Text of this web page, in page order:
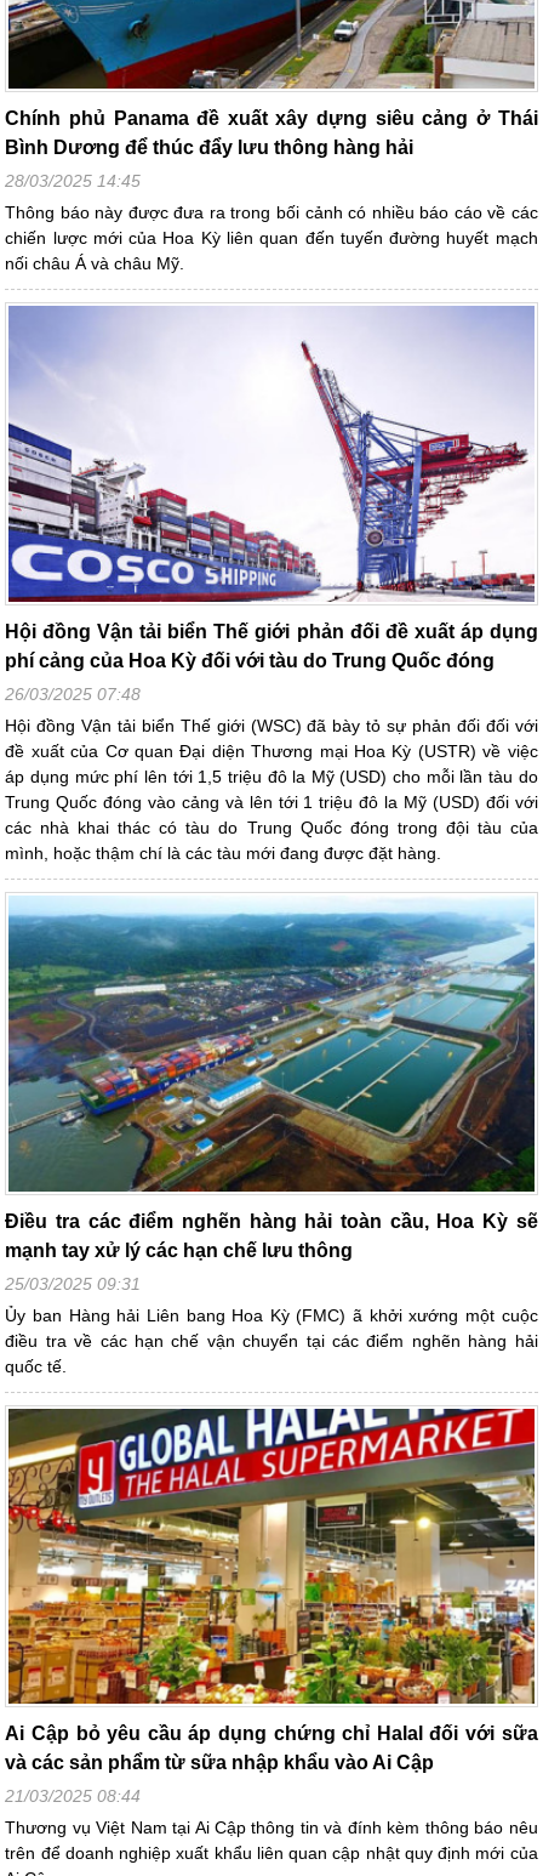
Chính phủ Panama đề xuất xây dựng siêu cảng ở Thái
Bình Dương để thúc đẩy lưu thông hàng hải
28/03/2025 14:45
Thông báo này được đưa ra trong bối cảnh có nhiều báo cáo về các
chiến lược mới của Hoa Kỳ liên quan đến tuyến đường huyết mạch
nối châu Á và châu Mỹ.
Hội đồng Vận tải biển Thế giới phản đối đề xuất áp dụng
phí cảng của Hoa Kỳ đối với tàu do Trung Quốc đóng
26/03/2025 07:48
Hội đồng Vận tải biển Thế giới (WSC) đã bày tỏ sự phản đối đối với
đề xuất của Cơ quan Đại diện Thương mại Hoa Kỳ (USTR) về việc
áp dụng mức phí lên tới 1,5 triệu đô la Mỹ (USD) cho mỗi lần tàu do
Trung Quốc đóng vào cảng và lên tới 1 triệu đô la Mỹ (USD) đối với
các nhà khai thác có tàu do Trung Quốc đóng trong đội tàu của
mình, hoặc thậm chí là các tàu mới đang được đặt hàng.
Điều tra các điểm nghẽn hàng hải toàn cầu, Hoa Kỳ sẽ
mạnh tay xử lý các hạn chế lưu thông
25/03/2025 09:31
Ủy ban Hàng hải Liên bang Hoa Kỳ (FMC) ã khởi xướng một cuộc
điều tra về các hạn chế vận chuyển tại các điểm nghẽn hàng hải
quốc tế.
Ai Cập bỏ yêu cầu áp dụng chứng chỉ Halal đối với sữa
và các sản phẩm từ sữa nhập khẩu vào Ai Cập
21/03/2025 08:44
Thương vụ Việt Nam tại Ai Cập thông tin và đính kèm thông báo nêu
trên để doanh nghiệp xuất khẩu liên quan cập nhật quy định mới của